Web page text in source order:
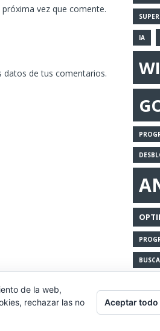
vez que comente.
datos de tus comentarios.
IA
contenidos y publicidad de
de la web,
rechazar las no
Aceptar todo